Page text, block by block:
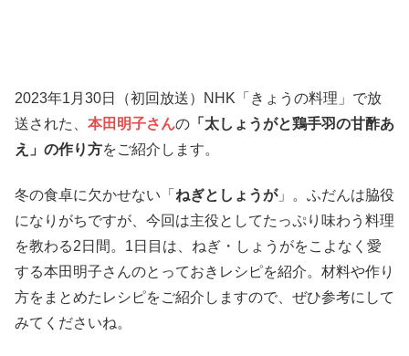
2023年1月30日（初回放送）NHK「きょうの料理」で放
送された、 本田明子さんの 「太しょうがと鶏手羽の甘酢あ
え」の作り方をご紹介します。
冬の食卓に欠かせない「 ねぎとしょうが」。ふだんは脇役
になりがちですが、今回は主役としてたっぷり味わう料理
を教わる2日間。1日目は、ねぎ・しょうがをこよなく愛
する本田明子さんのとっておきレシピを紹介。材料や作り
方をまとめたレシピをご紹介しますので、ぜひ参考にして
みてくださいね。